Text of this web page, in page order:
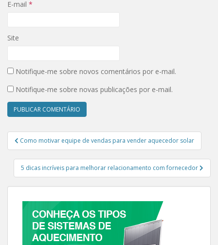
E-mail *
Site
Notifique-me sobre novos comentários por e-mail.
Notifique-me sobre novas publicações por e-mail.
Navegação de Post
Como motivar equipe de vendas para vender aquecedor solar
5 dicas incríveis para melhorar relacionamento com fornecedor